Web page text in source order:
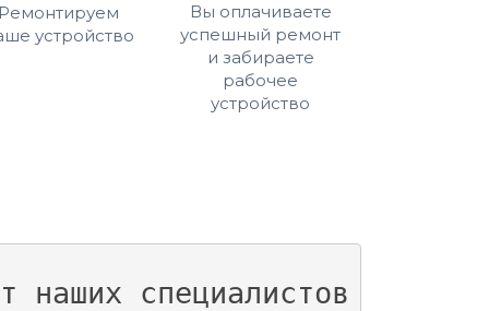
устройство
Вы оплачиваете
успешный ремонт
и забираете
рабочее
устройство
наших специалистов